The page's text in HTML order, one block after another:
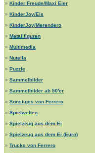
» Kinder Freude/Maxi Eier
» KinderJoy/Eis
» KinderJoy/Merendero
» Metallfiguren
» Multimedia
» Nutella
» Puzzle
» Sammelbilder
» Sammelbilder ab 50'er
» Sonstiges von Ferrero
» Spielwelten
» Spielzeug aus dem Ei
» Spielzeug aus dem Ei (Euro)
» Trucks von Ferrero